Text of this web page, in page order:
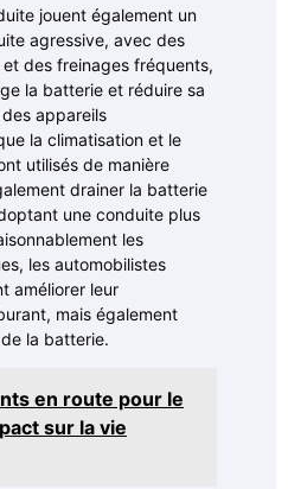
jouent également un
agressive, avec des
des freinages fréquents,
la batterie et réduire sa
appareils
la climatisation et le
utilisés de manière
drainer la batterie
une conduite plus
les
les automobilistes
améliorer leur
mais également
la batterie.
en route pour le
sur la vie